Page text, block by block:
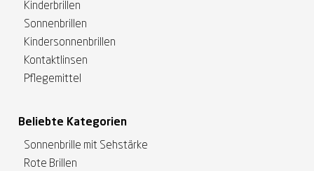
Kinderbrillen
Sonnenbrillen
Kindersonnenbrillen
Kontaktlinsen
Pflegemittel
Beliebte Kategorien
Sonnenbrille mit Sehstärke
Rote Brillen